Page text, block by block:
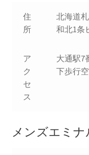
住
所
北海道
和北1条
ア
ク
セ
ス
大通駅7
下歩行
メンズエミナ